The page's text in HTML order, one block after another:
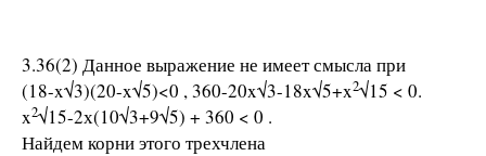
3.36(2) Данное выражение не имеет смысла при
(18-x√3)(20-x√5)<0 , 360-20x√3-18x√5+x2√15 < 0.
x2√15-2х(10√3+9√5) + 360 < 0 .
Найдем корни этого трехчлена